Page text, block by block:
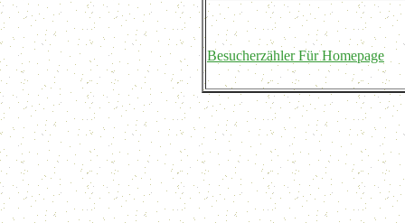
Besucherzähler Für Homepage